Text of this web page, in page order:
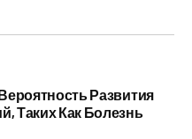
Развития
Таких Как Болезнь